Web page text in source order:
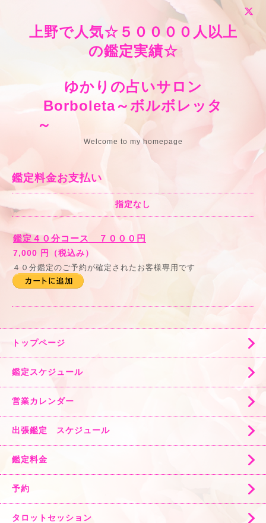
上野で人気☆５００００人以上
の鑑定実績☆
ゆかりの占いサロン
Borboleta～ボルボレッタ
～
Welcome to my homepage
鑑定料金お支払い
指定なし
鑑定４０分コース ７０００円
7,000 円（税込み）
４０分鑑定のご予約が確定されたお客様専用です
トップページ
鑑定スケジュール
営業カレンダー
出張鑑定 スケジュール
鑑定料金
予約
タロットセッション